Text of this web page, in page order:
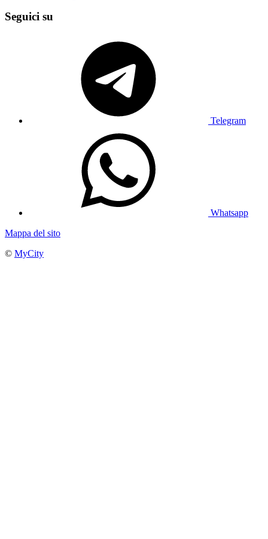
Seguici su
Telegram
Whatsapp
Mappa del sito
© MyCity